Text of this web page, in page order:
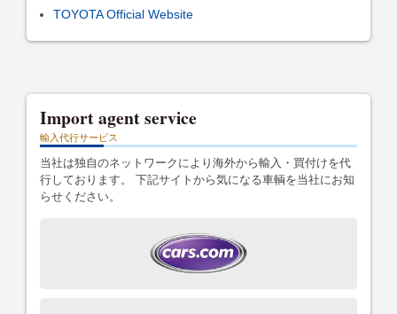
TOYOTA Official Website
Import agent service
輸入代行サービス
当社は独自のネットワークにより海外から輸入・買付けを代
行しております。 下記サイトから気になる車輌を当社にお知
らせください。